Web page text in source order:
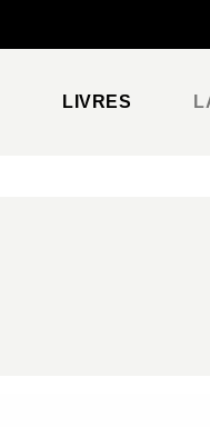
LIVRES